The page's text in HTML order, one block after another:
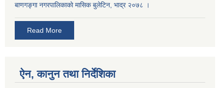
बाणगङ्गा नगरपालिकाकाे मासिक बुलेटिन, भाद्र २०७८ ।
Read More
ऐन, कानुन तथा निर्देशिका